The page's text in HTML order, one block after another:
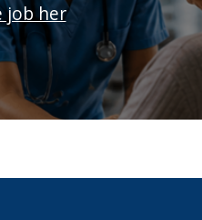
job her